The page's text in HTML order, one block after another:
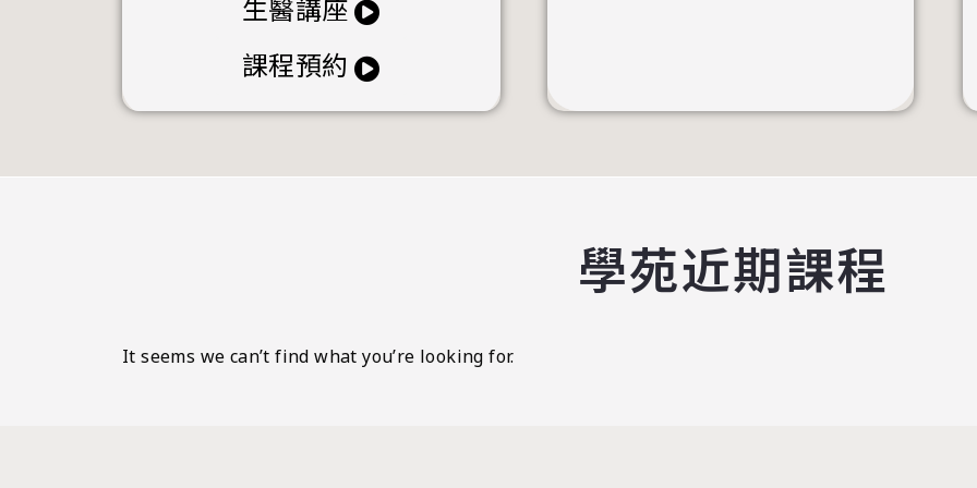
生醫講座
課程預約
學苑近期課程
It seems we can’t find what you’re looking for.